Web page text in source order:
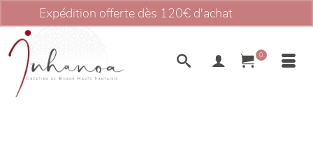
Expédition offerte dès 120€ d'achat
0